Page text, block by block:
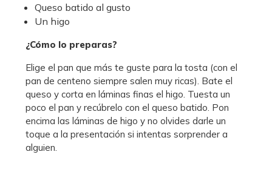
Queso batido al gusto
Un higo
¿Cómo lo preparas?
Elige el pan que más te guste para la tosta (con el
pan de centeno siempre salen muy ricas). Bate el
queso y corta en láminas finas el higo. Tuesta un
poco el pan y recúbrelo con el queso batido. Pon
encima las láminas de higo y no olvides darle un
toque a la presentación si intentas sorprender a
alguien.